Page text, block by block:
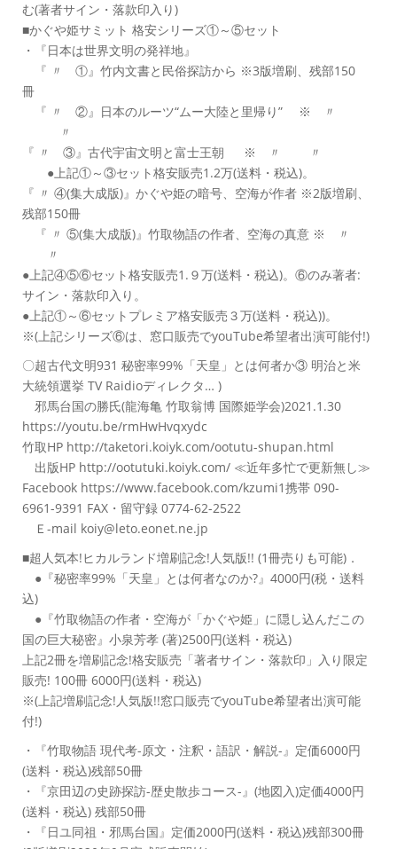
む(著者サイン・落款印入り)
■かぐや姫サミット 格安シリーズ①～⑤セット
・『日本は世界文明の発祥地』
『 〃 ①』竹内文書と民俗探訪から ※3版増刷、残部150
冊
『 〃 ②』日本のルーツ“ムー大陸と里帰り” ※ 〃
〃
『 〃 ③』古代宇宙文明と富士王朝 ※ 〃 〃
●上記①～③セット格安販売1.2万(送料・税込)。
『 〃 ④(集大成版)』かぐや姫の暗号、空海が作者 ※2版増刷、
残部150冊
『 〃 ⑤(集大成版)』竹取物語の作者、空海の真意 ※ 〃
〃
●上記④⑤⑥セット格安販売1.９万(送料・税込)。⑥のみ著者:
サイン・落款印入り。
●上記①～⑥セットプレミア格安販売３万(送料・税込))。
※(上記シリーズ⑥は、窓口販売でyouTube希望者出演可能付!)
〇超古代文明931 秘密率99%「天皇」とは何者か③ 明治と米
大統領選挙 TV Raidioディレクタ… )
邪馬台国の勝氏(龍海亀 竹取翁博 国際姫学会)2021.1.30
https://youtu.be/rmHwHvqxydc
竹取HP http://taketori.koiyk.com/ootutu-shupan.html
出版HP http://ootutuki.koiyk.com/ ≪近年多忙で更新無し≫
Facebook https://www.facebook.com/kzumi1携帯 090-
6961-9391 FAX・留守録 0774-62-2522
Ｅ-mail koiy@leto.eonet.ne.jp
■超人気本!ヒカルランド増刷記念!人気版!! (1冊売りも可能)．
●『秘密率99%「天皇」とは何者なのか?』4000円(税・送料
込)
●『竹取物語の作者・空海が「かぐや姫」に隠し込んだこの
国の巨大秘密』小泉芳孝 (著)2500円(送料・税込)
上記2冊を増刷記念!格安販売「著者サイン・落款印」入り限定
販売! 100冊 6000円(送料・税込)
※(上記増刷記念!人気版!!窓口販売でyouTube希望者出演可能
付!)
・『竹取物語 現代考-原文・注釈・語訳・解説-』定価6000円
(送料・税込)残部50冊
・『京田辺の史跡探訪-歴史散歩コース-』(地図入)定価4000円
(送料・税込) 残部50冊
・『日ユ同祖・邪馬台国』定価2000円(送料・税込)残部300冊